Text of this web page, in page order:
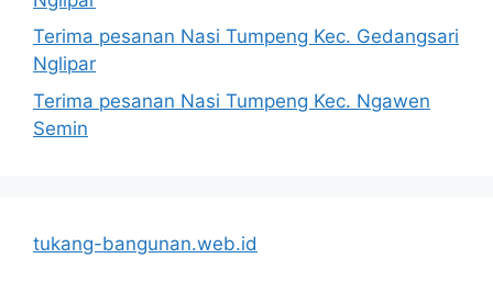
Terima pesanan Nasi Tumpeng Kec. Gedangsari
Nglipar
Terima pesanan Nasi Tumpeng Kec. Ngawen
Semin
tukang-bangunan.web.id